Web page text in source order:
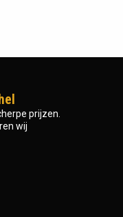
prijzen.
wij